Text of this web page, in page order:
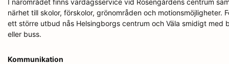
I närområdet finns vardagsservice vid Rosengårdens centrum
närhet till skolor, förskolor, grönområden och motionsmöjligheter.
ett större utbud nås Helsingborgs centrum och Väla smidigt med
eller buss.
Kommunikation